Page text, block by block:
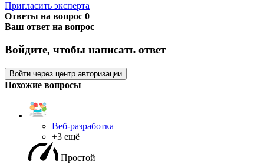
Пригласить эксперта
Ответы на вопрос 0
Ваш ответ на вопрос
Войдите, чтобы написать ответ
Войти через центр авторизации
Похожие вопросы
Веб-разработка
+3 ещё
Простой